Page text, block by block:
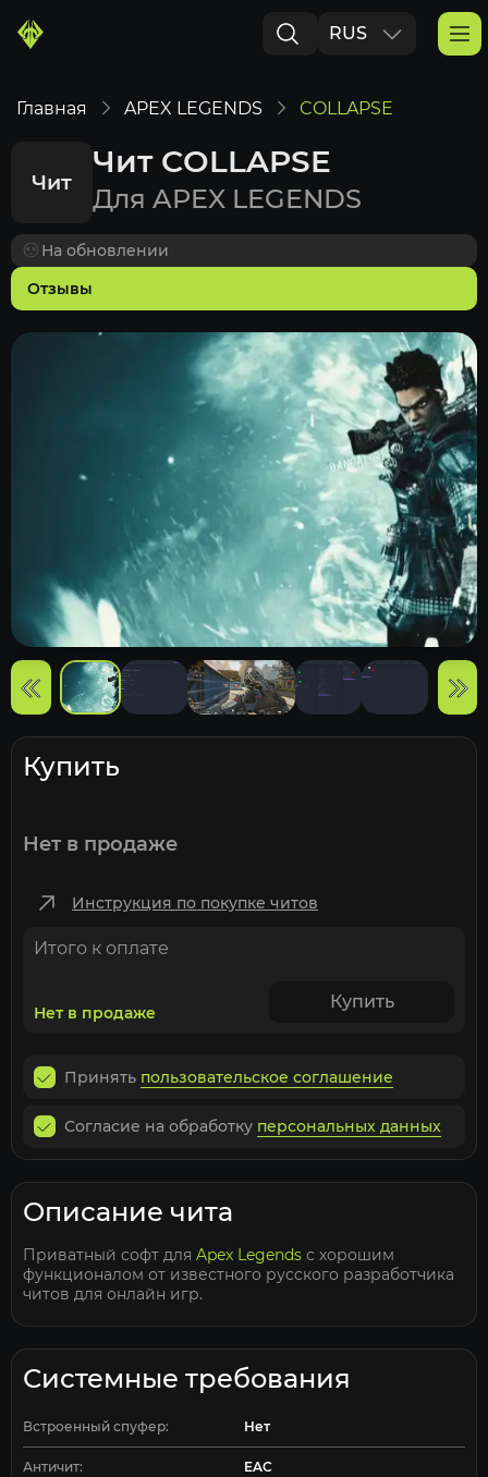
RUS
Главная APEX LEGENDS COLLAPSE
Чит
Чит COLLAPSE
Для APEX LEGENDS
Отзывы
На обновлении
Купить
Нет в продаже
Инструкция по покупке читов
Итого к оплате
Нет в продаже
Купить
Принять пользовательское соглашение
Согласие на обработку персональных данных
Описание чита
Приватный софт для Apex Legends с хорошим
функционалом от известного русского разработчика
читов для онлайн игр.
Системные требования
Встроенный спуфер: Нет
Античит: EAC